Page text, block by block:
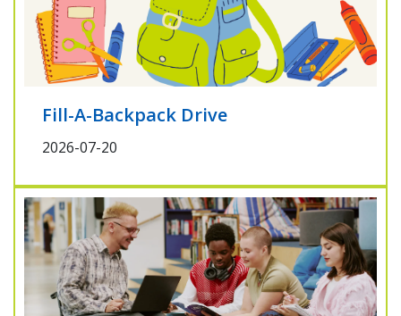
Fill-A-Backpack Drive
2026-07-20